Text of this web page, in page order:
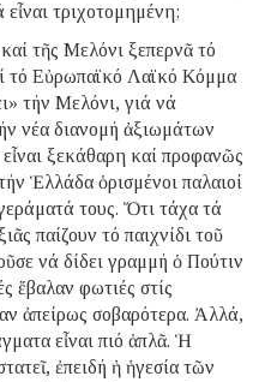
τριχοτομημένη;
τῆς Μελόνι ξεπερνᾶ τό
τό Εὐρωπαϊκό Λαϊκό Κόμμα
τήν Μελόνι, γιά νά
νέα διανομή ἀξιωμάτων
ξεκάθαρη καί προφανῶς
Ἑλλάδα ὁρισμένοι παλαιοί
τους. Ὅτι τάχα τά
παίζουν τό παιχνίδι τοῦ
νά δίδει γραμμή ὁ Πούτιν
ἔβαλαν φωτιές στίς
ἀπείρως σοβαρότερα. Ἀλλά,
εἶναι πιό ἁπλᾶ. Ἡ
ἐπειδή ἡ ἡγεσία τῶν